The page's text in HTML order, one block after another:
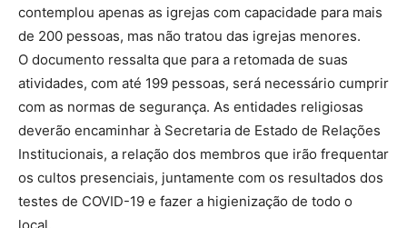
contemplou apenas as igrejas com capacidade para mais
de 200 pessoas, mas não tratou das igrejas menores.
O documento ressalta que para a retomada de suas
atividades, com até 199 pessoas, será necessário cumprir
com as normas de segurança. As entidades religiosas
deverão encaminhar à Secretaria de Estado de Relações
Institucionais, a relação dos membros que irão frequentar
os cultos presenciais, juntamente com os resultados dos
testes de COVID-19 e fazer a higienização de todo o